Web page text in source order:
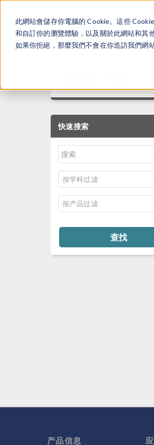
此網站會儲存你電腦的 Cookie。這些
和自訂你的瀏覽體驗，以及關於此網站和其
如果你拒絕，那麼我們不會在你造訪我們網
快速搜索
按学科过滤
按产品过滤
查找
产品信息